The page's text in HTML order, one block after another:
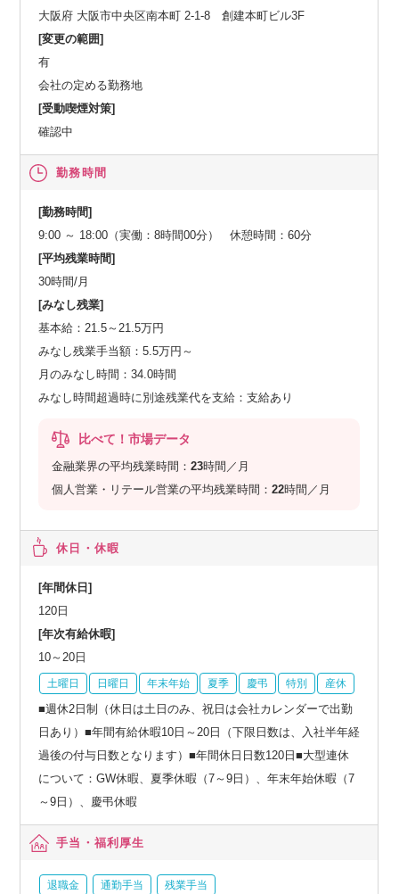
大阪府 大阪市中央区南本町 2-1-8 創建本町ビル3F
[変更の範囲]
有
会社の定める勤務地
[受動喫煙対策]
確認中
勤務時間
[勤務時間]
9:00 ～ 18:00（実働：8時間00分） 休憩時間：60分
[平均残業時間]
30時間/月
[みなし残業]
基本給：21.5～21.5万円
みなし残業手当額：5.5万円～
月のみなし時間：34.0時間
みなし時間超過時に別途残業代を支給：支給あり
比べて！市場データ
金融業界の平均残業時間：23時間／月
個人営業・リテール営業の平均残業時間：22時間／月
休日・休暇
[年間休日]
120日
[年次有給休暇]
10～20日
土曜日 日曜日 年末年始 夏季 慶弔 特別 産休
■週休2日制（休日は土日のみ、祝日は会社カレンダーで出勤
日あり）■年間有給休暇10日～20日（下限日数は、入社半年経
過後の付与日数となります）■年間休日日数120日■大型連休
について：GW休暇、夏季休暇（7～9日）、年末年始休暇（7
～9日）、慶弔休暇
手当・福利厚生
退職金 通勤手当 残業手当